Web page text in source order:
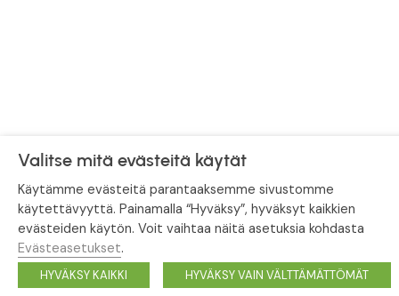
Valitse mitä evästeitä käytät
Käytämme evästeitä parantaaksemme sivustomme
käytettävyyttä. Painamalla “Hyväksy”, hyväksyt kaikkien
evästeiden käytön. Voit vaihtaa näitä asetuksia kohdasta
Evästeasetukset.
HYVÄKSY KAIKKI HYVÄKSY VAIN VÄLTTÄMÄTTÖMÄT